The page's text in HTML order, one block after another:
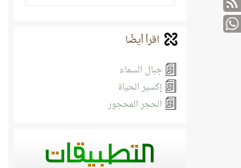
اقرأ أيضًا
جبال السماء
إكسير الحياة
الحجر المحجور